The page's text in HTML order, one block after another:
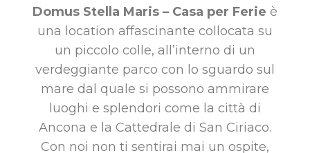
Domus Stella Maris – Casa per Ferie è
una location affascinante collocata su
un piccolo colle, all’interno di un
verdeggiante parco con lo sguardo sul
mare dal quale si possono ammirare
luoghi e splendori come la città di
Ancona e la Cattedrale di San Ciriaco.
Con noi non ti sentirai mai un ospite,